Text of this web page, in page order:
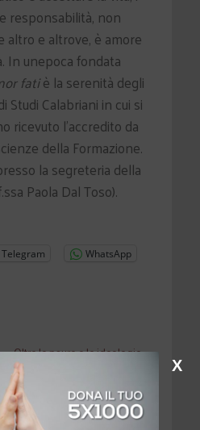
responsabilità, non
altro e altrove, è amore
unepoca fondata
fatiè la serenità degli
Studi Calabriani in cui si
ricevuto l’accredito da
della Formazione.
la segreteria della
Paola Dal Toso).
Telegram WhatsApp
Oltre le paure e le ideologie
13 Febbraio 2019
In "Attualità"
X